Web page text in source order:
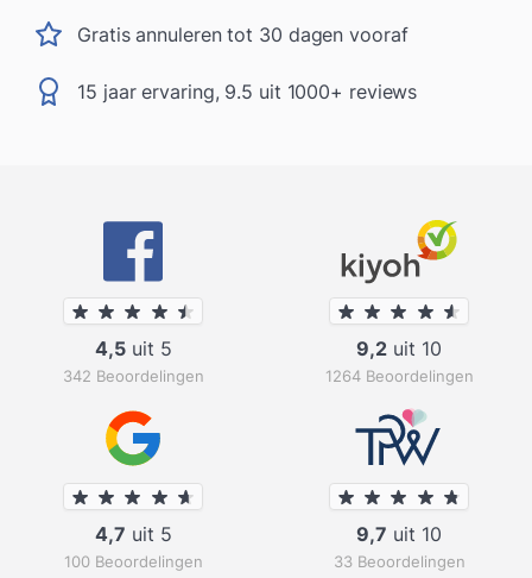
Gratis annuleren tot 30 dagen vooraf
15 jaar ervaring, 9.5 uit 1000+ reviews
4,5uit 5
342 Beoordelingen
9,2 uit 10
1264 Beoordelingen
4,7 uit 5
100 Beoordelingen
9,7 uit 10
33 Beoordelingen